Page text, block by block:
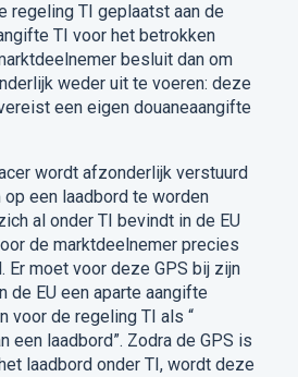
regeling TI geplaatst aan de
TI voor het betrokken
besluit dan om
lijk weder uit te voeren: deze
een eigen douaneaangifte
wordt afzonderlijk verstuurd
op een laadbord te worden
al onder TI bevindt in de EU
de marktdeelnemer precies
Er moet voor deze GPS bij zijn
de EU een aparte aangifte
voor de regeling TI als “
een laadbord”. Zodra de GPS is
laadbord onder TI, wordt deze